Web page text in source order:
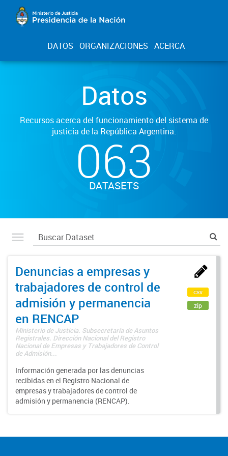
DATOS ORGANIZACIONES ACERCA
Datos
Recursos acerca del funcionamiento del sistema de
justicia de la República Argentina.
063
DATASETS
Denuncias a empresas y
trabajadores de control de
admisión y permanencia
en RENCAP
Ministerio de Justicia. Subsecretaría de Asuntos
Registrales. Dirección Nacional del Registro
Nacional de Empresas y Trabajadores de Control
de Admisión...
Información generada por las denuncias
recibidas en el Registro Nacional de
empresas y trabajadores de control de
admisión y permanencia (RENCAP).
csv
zip